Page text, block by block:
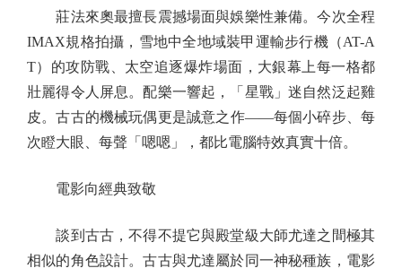
莊法來奧最擅長震撼場面與娛樂性兼備。今次全程
IMAX規格拍攝，雪地中全地域裝甲運輸步行機（AT-A
T）的攻防戰、太空追逐爆炸場面，大銀幕上每一格都
壯麗得令人屏息。配樂一響起，「星戰」迷自然泛起雞
皮。古古的機械玩偶更是誠意之作——每個小碎步、每
次瞪大眼、每聲「嗯嗯」，都比電腦特效真實十倍。
電影向經典致敬
談到古古，不得不提它與殿堂級大師尤達之間極其
相似的角色設計。古古與尤達屬於同一神秘種族，電影